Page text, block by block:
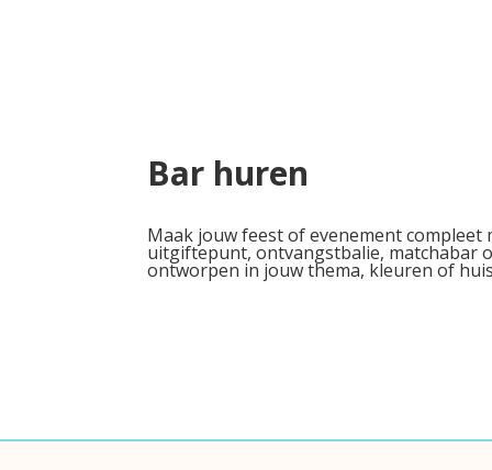
Bar huren
Maak jouw feest of evenement compleet
uitgiftepunt, ontvangstbalie, matchabar
ontworpen in jouw thema, kleuren of